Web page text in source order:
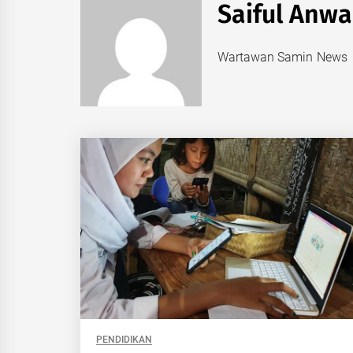
Saiful
Wartawan Samin News
PENDIDIKAN